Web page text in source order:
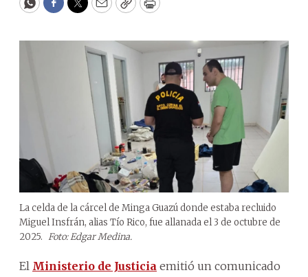
WhatsApp
Facebook
Twitter
EmailCopyPrint
La celda de la cárcel de Minga Guazú donde estaba recluido
Miguel Insfrán, alias Tío Rico, fue allanada el 3 de octubre de
2025. Foto: Edgar Medina.
El Ministerio de Justicia emitió un comunicado